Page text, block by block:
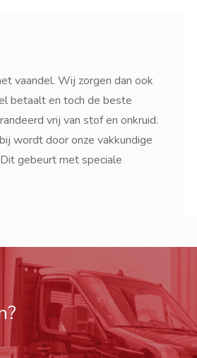
vaandel. Wij zorgen dan ook
betaalt en toch de beste
vrij van stof en onkruid.
wordt door onze vakkundige
gebeurt met speciale